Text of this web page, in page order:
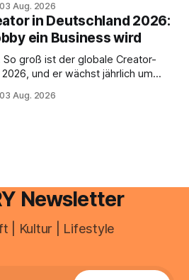
oft nicht drin. Dabei reagiert die
Schlafmangel und
müde, spannt oder neigt zu
03 Aug. 2026
in Deutschland 2026:
ein Business wird
So groß ist der globale Creator-
und er wächst jährlich um
Wirtschaftszweig. Weltweit
03 Aug. 2026
Newsletter
| Kultur | Lifestyle